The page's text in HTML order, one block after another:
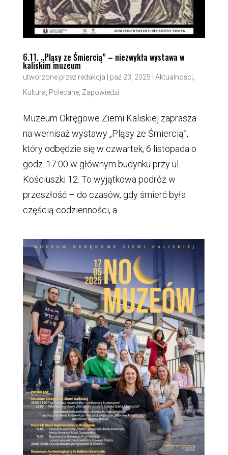
6.11. „Pląsy ze Śmiercią” – niezwykła wystawa w
kaliskim muzeum
utworzone przez redakcja paź 23, 2025 Aktualności
Kultura Polecane, Zapowiedzi
Muzeum Okręgowe Ziemi Kaliskiej zaprasza
na wernisaż wystawy „Pląsy ze Śmiercią”,
który odbędzie się w czwartek, 6 listopada o
godz. 17:00 w głównym budynku przy ul.
Kościuszki 12. To wyjątkowa podróż w
przeszłość – do czasów, gdy śmierć była
częścią codzienności, a...